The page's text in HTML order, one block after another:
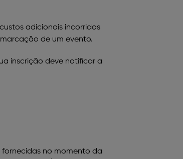
adicionais incorridos
de um evento.
inscrição deve notificar a
fornecidas no momento da